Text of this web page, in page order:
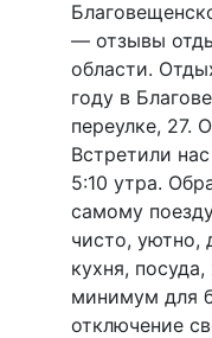
— отзывы
области.
году в
переулке, 27.
Встретили
5:10 утра.
самому
чисто, уютно,
кухня,
минимум для
отключение